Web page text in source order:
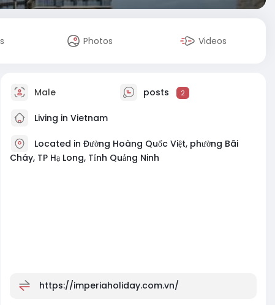
Photos Videos
Male posts 2
Living in Vietnam
Located in Đường Hoàng Quốc Việt, phường Bãi
Cháy, TP Hạ Long, Tỉnh Quảng Ninh
https://imperiaholiday.com.vn/